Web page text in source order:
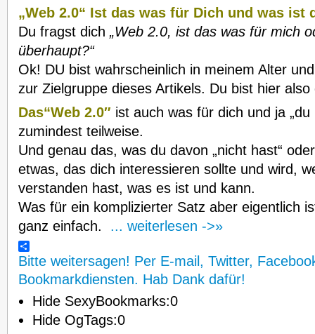
„Web 2.0“ Ist das was für Dich und was ist
Du fragst dich „Web 2.0, ist das was für mich
überhaupt?“
Ok! DU bist wahrscheinlich in meinem Alter
zur Zielgruppe dieses Artikels. Du bist hier
Das“Web 2.0″ ist auch was für dich und ja „du
zumindest teilweise.
Und genau das, was du davon „nicht hast“
etwas, das dich interessieren sollte und wird,
verstanden hast, was es ist und kann.
Was für ein komplizierter Satz aber eigentlich
ganz einfach. ... weiterlesen ->»
Bitte weitersagen! Per E-mail, Twitter,
Bookmarkdiensten. Hab Dank dafür!
Hide SexyBookmarks:0
Hide OgTags:0